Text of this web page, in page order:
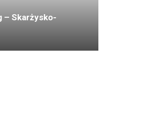
– Skarżysko-